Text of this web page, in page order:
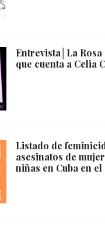
Entrevista│La
que cuenta a Celia
Listado de
asesinatos de
niñas en Cuba en el